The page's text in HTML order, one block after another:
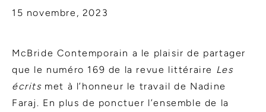
15 novembre, 2023
McBride Contemporain a le plaisir de partager
que le numéro 169 de la revue littéraire Les
écritsmet à l’honneur le travail de Nadine
Faraj. En plus de ponctuer l’ensemble de la